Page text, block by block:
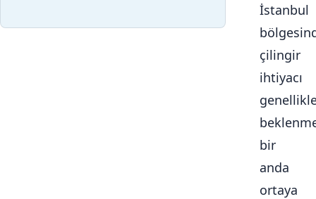
İstanbul
çilingir
ihtiyacı
bir
anda
ortaya